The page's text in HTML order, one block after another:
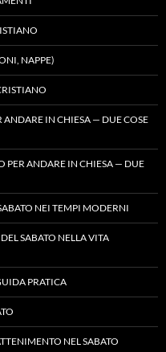
NAPPE)
ANDARE IN CHIESA — DUE COSE
PER ANDARE IN CHIESA — DUE
NEI TEMPI MODERNI
SABATO NELLA VITA
PRATICA
NEL SABATO